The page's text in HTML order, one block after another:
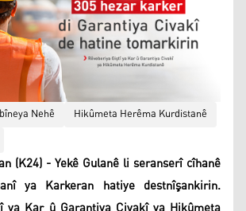
Nehê
Hikûmeta Herêma Kurdistanê
(K24) - Yekê Gulanê li seranserî cîhanê
ya Karkeran hatiye destnîşankirin.